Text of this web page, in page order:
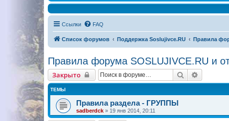
Ссылки FAQ
Список форумов Поддержка Soslujivce.RU Правила
Правила форума SOSLUJIVCE.RU и
Закрыто Поиск
ТЕМЫ
Правила раздела - ГРУППЫ
sadberdck » 19 янв 2014, 20:11